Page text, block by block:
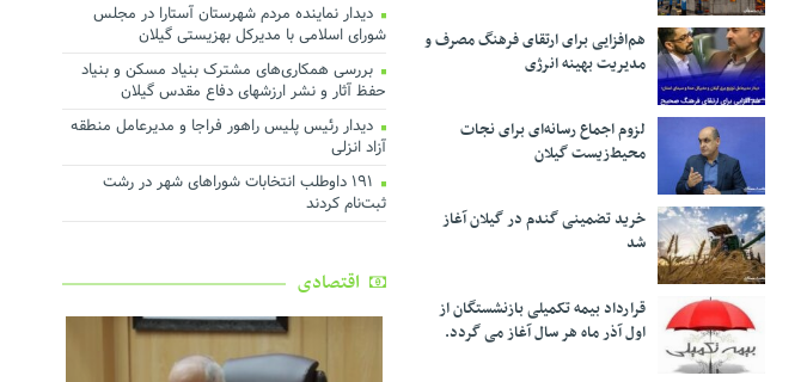
هم‌افزایی برای ارتقای فرهنگ مصرف و
مدیریت بهینه انرژی
لزوم اجماع رسانه‌ای برای نجات
محیط‌زیست گیلان
خرید تضمینی گندم در گیلان آغاز
شد
قرارداد بیمه تکمیلی بازنشستگان از
اول آذر ماه هر سال آغاز می گردد.
دیدار نماینده مردم شهرستان آستارا در مجلس
شورای اسلامی با مدیرکل بهزیستی گیلان
بررسی همکاری‌های مشترک بنیاد مسکن و بنیاد
حفظ آثار و نشر ارزشهای دفاع مقدس گیلان
دیدار رئیس پلیس راهور فراجا و مدیرعامل منطقه
آزاد انزلی
۱۹۱ داوطلب انتخابات شوراهای شهر در رشت
ثبت‌نام کردند
اقتصادی